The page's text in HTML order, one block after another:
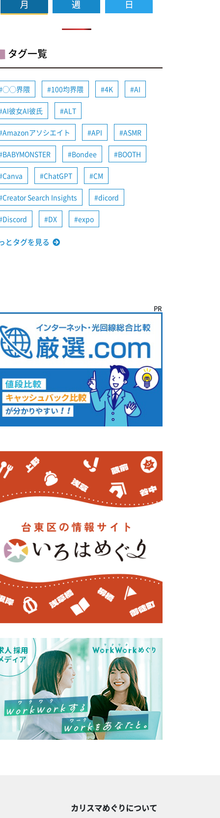
タグ一覧
◯◯界隈 100均界隈 4K AI
AI彼女AI彼氏 ALT
Amazonアソシエイト API ASMR
BABYMONSTER Bondee BOOTH
Canva ChatGPT CM
Creator Search Insights dicord
Discord DX expo
とタグを見る
PR
カリスマめぐりについて